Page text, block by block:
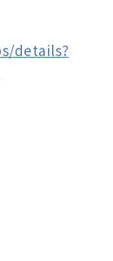
details?